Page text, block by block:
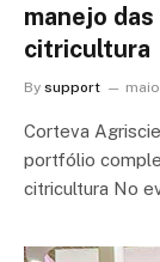
manejo
citricultura
By support
Corteva
portfólio
citricultura No